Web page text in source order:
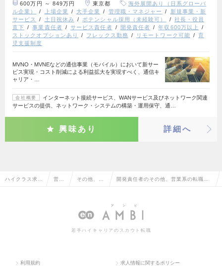
600万円 ～ 849万円 東京都
海外展開あり（日系グローバ
ル企業）
上場企業 大手企業 管理職・マネジャー
新規事業・新
サービス
土日祝休み ポテンシャル採用（未経験可）
社長・役員
直下
事業責任者 サービス責任者 開発責任者
年収600万以上
ストックオプションあり
フレックス勤務 リモートワーク可能
育
児支援制度
MVNO・MVNEなどの通信事業（モバイル）において新サー
ビス実現・コスト削減による利益拡大を実現すべく、通信キ
ャリア・…
会社概要
インターネット接続サービス、WANサービス及びネットワーク関連
サービスの提供、ネットワーク・システムの構築・運用保守、通…
興味あり 詳細へ
ハイクラス求人 営業 その他、営 開発責任者のその他、営業系の転職・
若手ハイキャリアのスカウト転職
利用規約 求人情報に関するポリシー